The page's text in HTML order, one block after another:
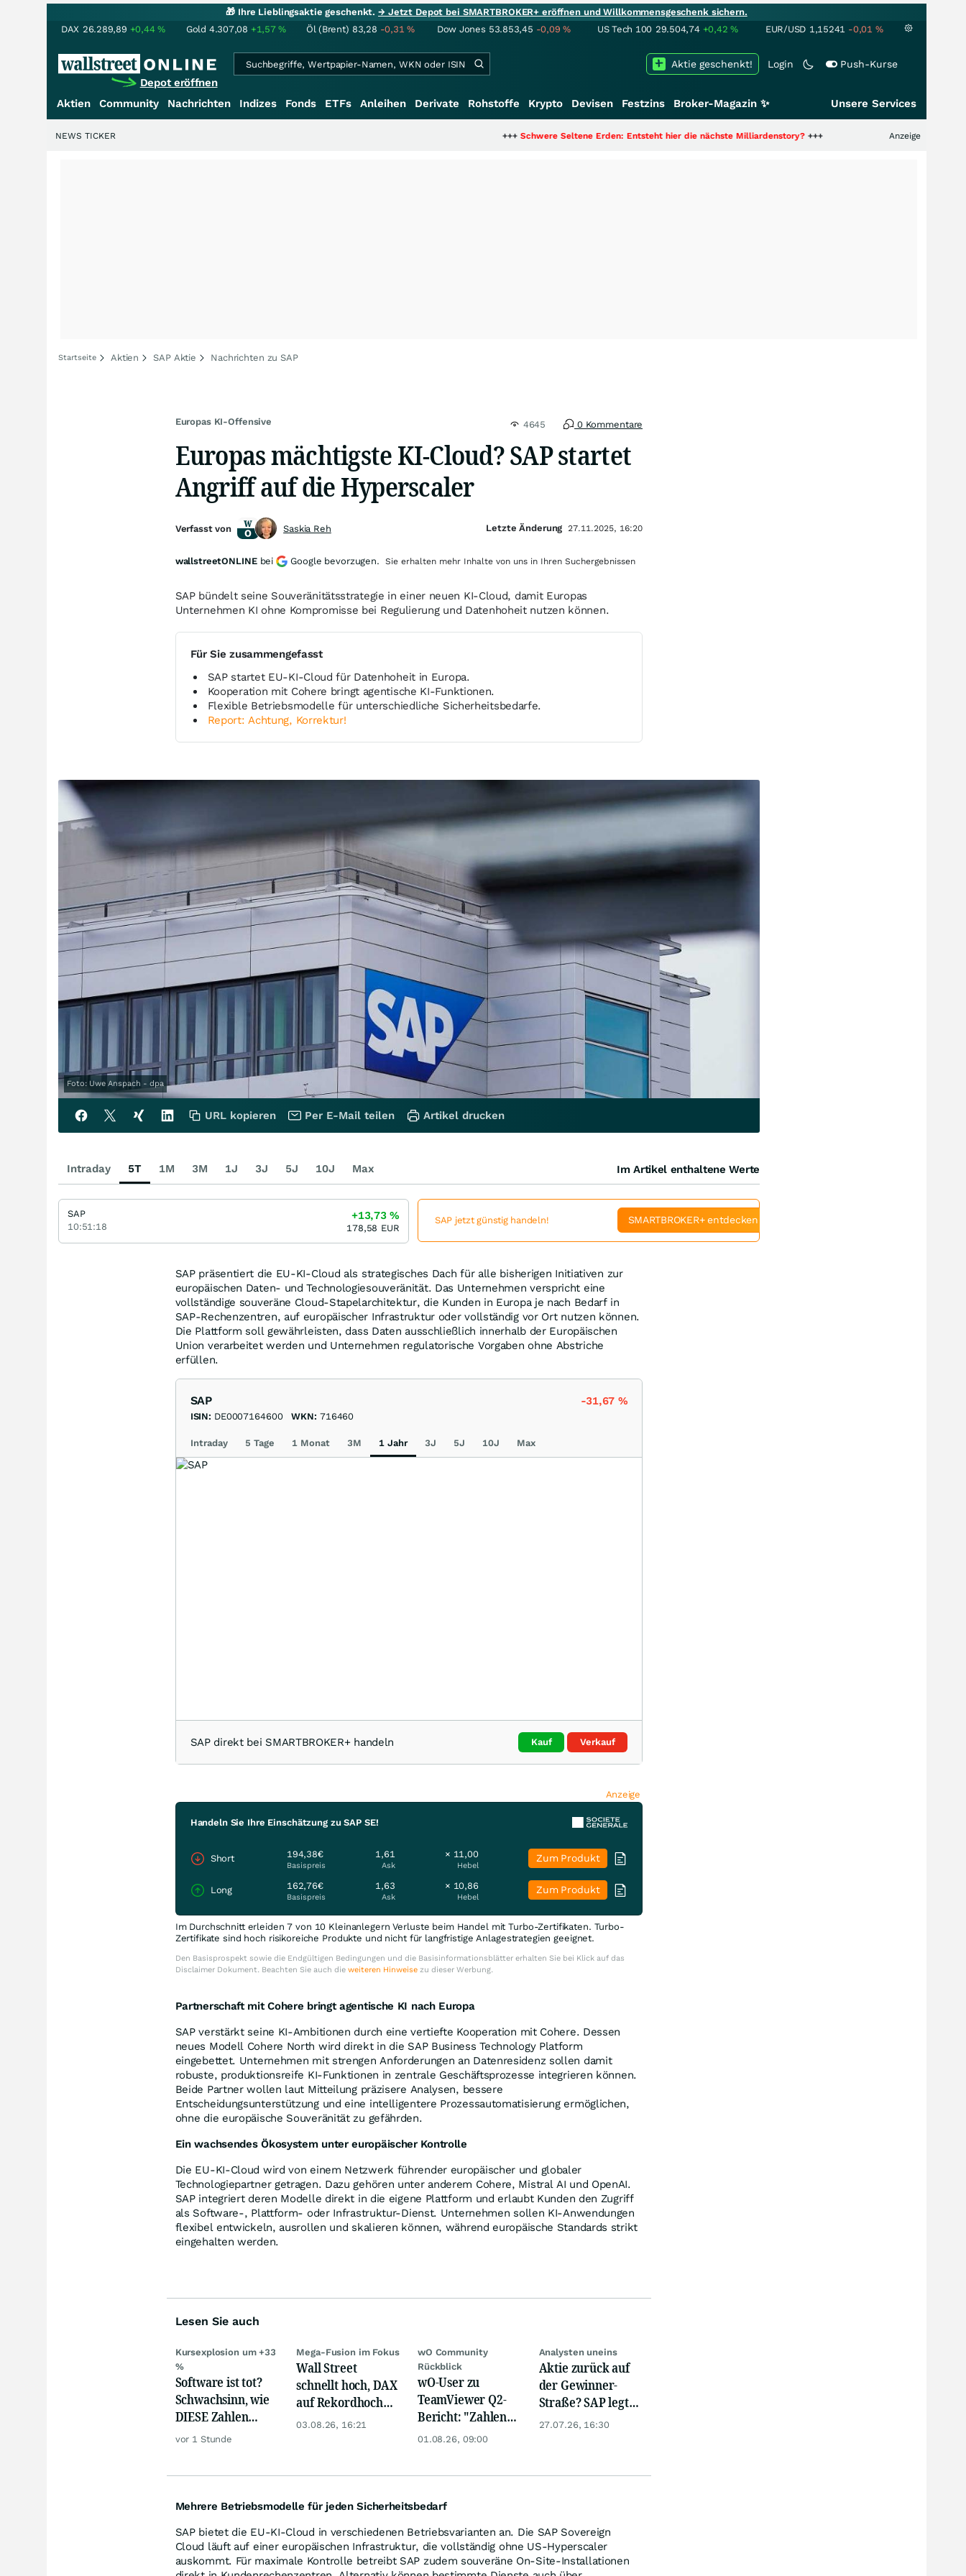
🎁 Ihre Lieblingsaktie geschenkt.→ Jetzt Depot bei SMARTBROKER+ eröffnen und Willkommensgeschenk sichern.
DAX 26.289,89 +0,44% Gold 4.307,08 +1,57% Öl (Brent) 83,28 -0,31% Dow Jones 53.853,45 -0,09% US Tech 100 29.504,74 +0,42% EUR/USD 1,15241 -0,01 %
Depot eröffnen
Login Push-Kurse
Aktie geschenkt!
Aktien Community Nachrichten Indizes Fonds ETFs Anleihen Derivate Rohstoffe Krypto Devisen Festzins Broker-Magazin ✨ Unsere Services
Schwere Seltene Erden: Entsteht hier die nächste Milliardenstory?+++ Anzeige
NEWS TICKER
Startseite Aktien SAP Aktie Nachrichten zu SAP
Europas KI-Offensive 4645 0 Kommentare
Europas mächtigste KI-Cloud? SAP startet
Angriff auf die Hyperscaler
SAP bündelt seine Souveränitätsstrategie in einer neuen KI-Cloud, damit Europas
Unternehmen KI ohne Kompromisse bei Regulierung und Datenhoheit nutzen können.
Für Sie zusammengefasst
SAP startet EU-KI-Cloud für Datenhoheit in Europa.
Kooperation mit Cohere bringt agentische KI-Funktionen.
Flexible Betriebsmodelle für unterschiedliche Sicherheitsbedarfe.
Report: Achtung, Korrektur!
Foto: Uwe Anspach - dpa
SAP präsentiert die EU-KI-Cloud als strategisches Dach für alle bisherigen Initiativen zur
europäischen Daten- und Technologiesouveränität. Das Unternehmen verspricht eine
vollständige souveräne Cloud-Stapelarchitektur, die Kunden in Europa je nach Bedarf in
SAP-Rechenzentren, auf europäischer Infrastruktur oder vollständig vor Ort nutzen können.
Die Plattform soll gewährleisten, dass Daten ausschließlich innerhalb der Europäischen
Union verarbeitet werden und Unternehmen regulatorische Vorgaben ohne Abstriche
erfüllen.
SAP -31,67 %
ISIN: DE0007164600 WKN: 716460
Intraday 5 Tage 1 Monat 3M 1 Jahr 3J 5J 10J Max
SAP direkt bei SMARTBROKER+ handeln Kauf Verkauf
Anzeige
Handeln Sie Ihre Einschätzung zu SAP SE!
Short 194,38€
Basispreis
1,61
Ask
× 11,00
Hebel
Zum Produkt
Long 162,76€
Basispreis
1,63
Ask
× 10,86
Hebel
Zum Produkt
Im Durchschnitt erleiden 7 von 10 Kleinanlegern Verluste beim Handel mit Turbo-Zertifikaten. Turbo-
Zertifikate sind hoch risikoreiche Produkte und nicht für langfristige Anlagestrategien geeignet.
Den Basisprospekt sowie die Endgültigen Bedingungen und die Basisinformationsblätter erhalten Sie bei Klick auf das
Disclaimer Dokument. Beachten Sie auch die weiteren Hinweisezu dieser Werbung.
Partnerschaft mit Cohere bringt agentische KI nach Europa
SAP verstärkt seine KI-Ambitionen durch eine vertiefte Kooperation mit Cohere. Dessen
neues Modell Cohere North wird direkt in die SAP Business Technology Platform
eingebettet. Unternehmen mit strengen Anforderungen an Datenresidenz sollen damit
robuste, produktionsreife KI-Funktionen in zentrale Geschäftsprozesse integrieren können.
Beide Partner wollen laut Mitteilung präzisere Analysen, bessere
Entscheidungsunterstützung und eine intelligentere Prozessautomatisierung ermöglichen,
ohne die europäische Souveränität zu gefährden.
Ein wachsendes Ökosystem unter europäischer Kontrolle
Die EU-KI-Cloud wird von einem Netzwerk führender europäischer und globaler
Technologiepartner getragen. Dazu gehören unter anderem Cohere, Mistral AI und OpenAI.
SAP integriert deren Modelle direkt in die eigene Plattform und erlaubt Kunden den Zugriff
als Software-, Plattform- oder Infrastruktur-Dienst. Unternehmen sollen KI-Anwendungen
flexibel entwickeln, ausrollen und skalieren können, während europäische Standards strikt
eingehalten werden.
Lesen Sie auch
Kursexplosion um +33
%
Software ist tot?
Schwachsinn, wie
DIESE Zahlen
zeigen!
vor 1 Stunde
Mega-Fusion im Fokus
Wall Street
schnellt hoch, DAX
auf Rekordhoch
dank Öl-Absturz
03.08.26, 16:21
wO Community
Rückblick
wO-User zu
TeamViewer Q2-
Bericht: "Zahlen
sind in Ordnung,
01.08.26, 09:00
Analysten uneins
Aktie zurück auf
der Gewinner-
Straße? SAP legt
den zweiten Tag in
27.07.26, 16:30
Mehrere Betriebsmodelle für jeden Sicherheitsbedarf
SAP bietet die EU-KI-Cloud in verschiedenen Betriebsvarianten an. Die SAP Sovereign
Cloud läuft auf einer europäischen Infrastruktur, die vollständig ohne US-Hyperscaler
auskommt. Für maximale Kontrolle betreibt SAP zudem souveräne On-Site-Installationen
Verfasst von Saskia Reh Letzte Änderung 27.11.2025, 16:20
wallstreetONLINE bei Google bevorzugen. Sie erhalten mehr Inhalte von uns in Ihren Suchergebnissen
URL kopieren Per E-Mail teilen Artikel drucken
Intraday 5T 1M 3M 1J 3J 5J 10J Max Im Artikel enthaltene Werte
SAP
10:51:18
+13,73%
178,58 EUR
SAP jetzt günstig handeln! SMARTBROKER+ entdecken